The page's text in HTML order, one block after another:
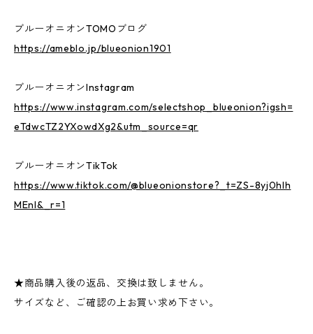
ブルーオニオンTOMOブログ
https://ameblo.jp/blueonion1901
ブルーオニオンInstagram
https://www.instagram.com/selectshop_blueonion?igsh=
eTdwcTZ2YXowdXg2&utm_source=qr
ブルーオニオンTikTok
https://www.tiktok.com/@blueonionstore?_t=ZS-8yj0hlh
MEnI&_r=1
★商品購入後の返品、交換は致しません。
サイズなど、ご確認の上お買い求め下さい。